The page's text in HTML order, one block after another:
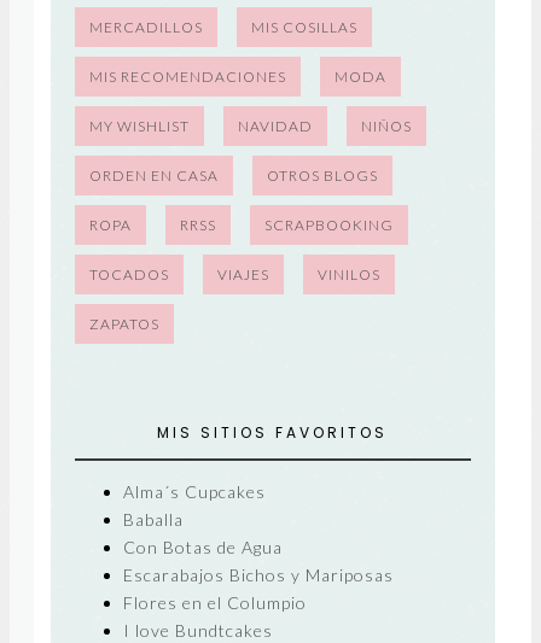
MERCADILLOS MIS COSILLAS
MIS RECOMENDACIONES MODA
MY WISHLIST NAVIDAD NIÑOS
ORDEN EN CASA OTROS BLOGS
ROPA RRSS SCRAPBOOKING
TOCADOS VIAJES VINILOS
ZAPATOS
MIS SITIOS FAVORITOS
Alma´s Cupcakes
Baballa
Con Botas de Agua
Escarabajos Bichos y Mariposas
Flores en el Columpio
I love Bundtcakes